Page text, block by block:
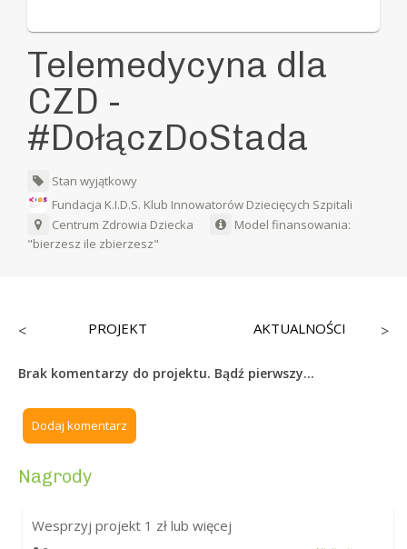
Telemedycyna dla
CZD -
#DołączDoStada
Stan wyjątkowy
Fundacja K.I.D.S. Klub Innowatorów Dziecięcych Szpitali
Centrum Zdrowia Dziecka
Model finansowania:
"bierzesz ile zbierzesz"
< PROJEKT AKTUALNOŚCI >
Brak komentarzy do projektu. Bądź pierwszy...
Dodaj komentarz
Nagrody
Wesprzyj projekt 1 zł lub więcej